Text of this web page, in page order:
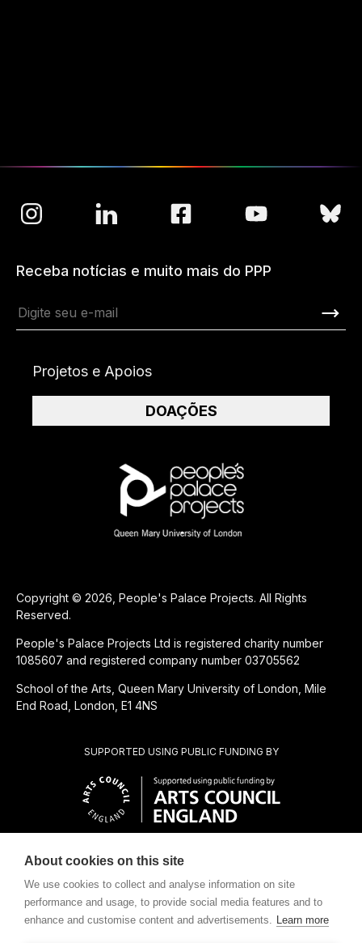
SUBSIDIÁRIA BENEFICENTE DE
SUPPORTED USING PUBLIC FUNDING BY
Copyright © 2026, People's Palace Projects. All Rights
Reserved.
People's Palace Projects Ltd is registered charity number
1085607 and registered company number 03705562
School of the Arts, Queen Mary University of London, Mile
End Road, London, E1 4NS
Receba notícias e muito mais do PPP
Projetos e Apoios
DOAÇÕES
About cookies on this site
We use cookies to collect and analyse information on site
performance and usage, to provide social media features and to
enhance and customise content and advertisements. Learn more